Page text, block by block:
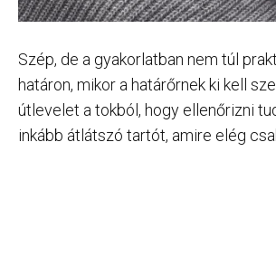
Szép, de a gyakorlatban nem túl
határon, mikor a határőrnek ki kell
útlevelet a tokból, hogy ellenőrizni
inkább átlátszó tartót, amire elég